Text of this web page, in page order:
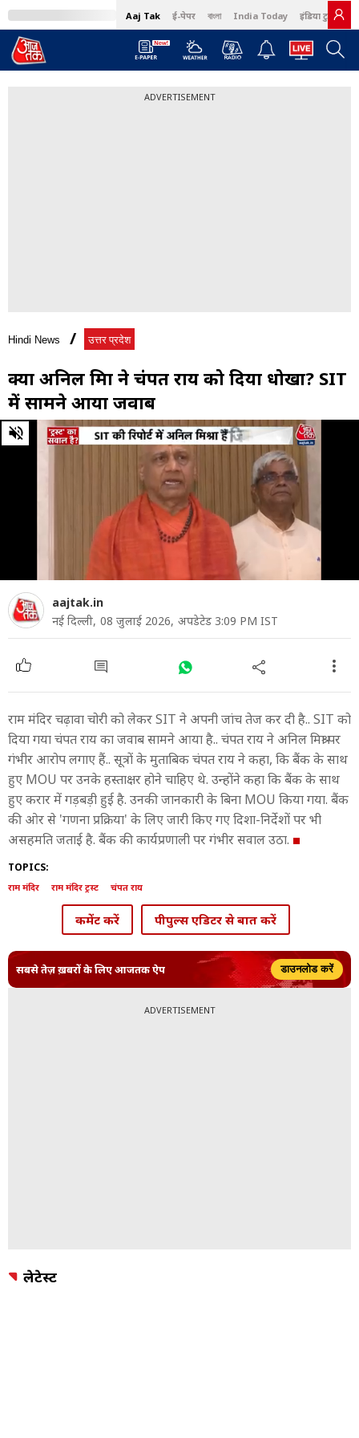
Aaj Tak ई-पेपर বাংলা India Today इंडिया टुडे हिंदी
ADVERTISEMENT
Hindi News उत्तर प्रदेश
क्या अनिल मिश्रा ने चंपत राय को दिया धोखा? SIT
में सामने आया जवाब
0
of
aajtak.in
नई दिल्ली, 08 जुलाई 2026, अपडेटेड 3:09 PM IST
राम मंदिर चढ़ावा चोरी को लेकर SIT ने अपनी जांच तेज कर दी है.. SIT को
दिया गया चंपत राय का जवाब सामने आया है.. चंपत राय ने अनिल मिश्रा पर
गंभीर आरोप लगाए हैं.. सूत्रों के मुताबिक चंपत राय ने कहा, कि बैंक के साथ
हुए MOU पर उनके हस्ताक्षर होने चाहिए थे. उन्होंने कहा कि बैंक के साथ
हुए करार में गड़बड़ी हुई है. उनकी जानकारी के बिना MOU किया गया. बैंक
की ओर से 'गणना प्रक्रिया' के लिए जारी किए गए दिशा-निर्देशों पर भी
असहमति जताई है. बैंक की कार्यप्रणाली पर गंभीर सवाल उठा.
TOPICS:
राम मंदिर राम मंदिर ट्रस्ट चंपत राय
कमेंट करें पीपुल्स एडिटर से बात करें
सबसे तेज़ ख़बरों के लिए आजतक ऐप डाउनलोड करें
ADVERTISEMENT
लेटेस्ट